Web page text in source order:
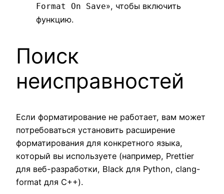
Format On Save», чтобы включить
функцию.
Поиск
неисправностей
Если форматирование не работает, вам может
потребоваться установить расширение
форматирования для конкретного языка,
который вы используете (например, Prettier
для веб-разработки, Black для Python, clang-
format для C++).